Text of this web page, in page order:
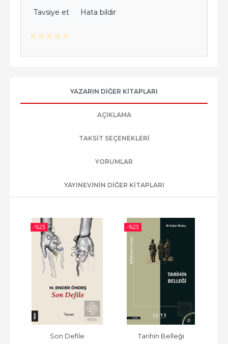
Tavsiye et Hata bildir
YAZARIN DIĞER KITAPLARI
AÇIKLAMA
TAKSIT SEÇENEKLERI
YORUMLAR
YAYINEVININ DIĞER KITAPLARI
-%23
Son Defile
-%23
Tarihin Belleği